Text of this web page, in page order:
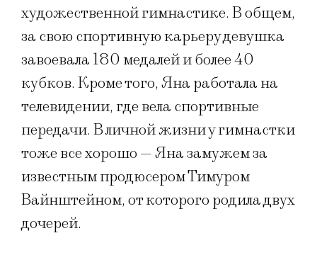
художественной гимнастике. В общем,
за свою спортивную карьеру девушка
завоевала 180 медалей и более 40
кубков. Кроме того, Яна работала на
телевидении, где вела спортивные
передачи. В личной жизни у гимнастки
тоже все хорошо — Яна замужем за
известным продюсером Тимуром
Вайнштейном, от которого родила двух
дочерей.